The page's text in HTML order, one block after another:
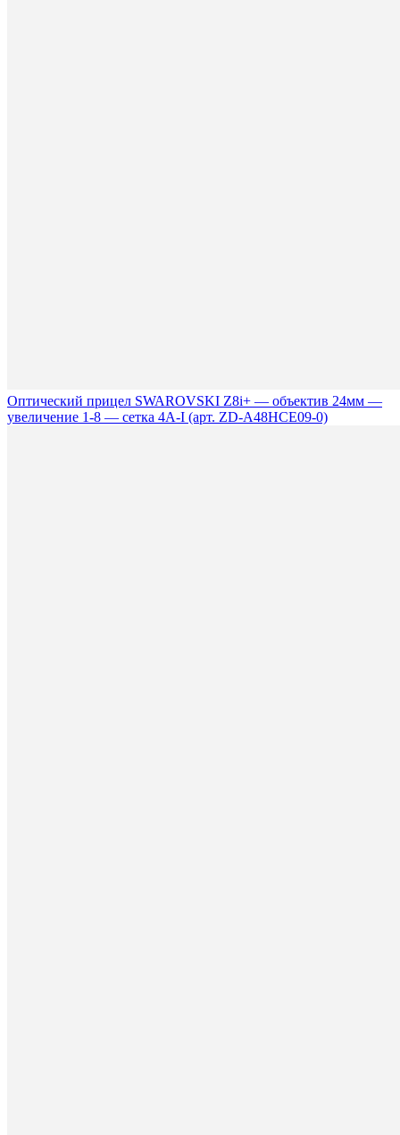
Оптический прицел SWAROVSKI Z8i+ — объектив 24мм —
увеличение 1-8 — сетка 4A-I (арт. ZD-A48HCE09-0)